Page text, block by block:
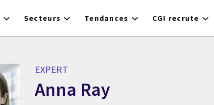
Secteurs Tendances CGI recrute
EXPERT
Anna Ray